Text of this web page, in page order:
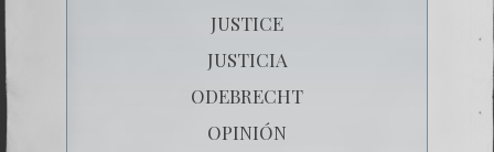
JUSTICE
JUSTICIA
ODEBRECHT
OPINIÓN